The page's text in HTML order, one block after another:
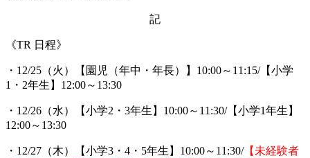
記
《TR 日程》
・12/25（火）【園児（年中・年長）】10:00～11:15/【小学
1・2年生】12:00～13:30
・12/26（水）【小学2・3年生】10:00～11:30/【小学1年生】
12:00～13:30
・12/27（木）【小学3・4・5年生】10:00～11:30/【未経験者